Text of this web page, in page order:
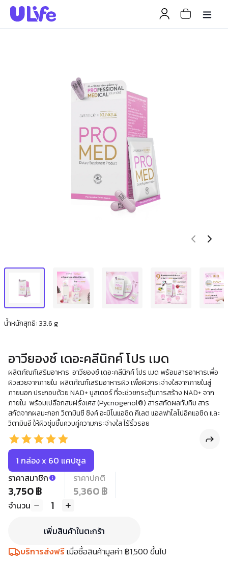
น้ำหนักสุทธิ: 33.6 g
อาวียองซ์ เดอะคลีนิกค์ โปร เมด
ผลิตภัณฑ์เสริมอาหาร อาวียองซ์ เดอะคลีนิกค์ โปร เมด พร้อมสารอาหารเพื่อ
ผิวสวยจากภายใน ผลิตภัณฑ์เสริมอาหารผิว เพื่อผิวกระจ่างใสจากภายในสู่
ภายนอก ประกอบด้วย NAD+ บูสเตอร์ ที่จะช่วยกระตุ้นการสร้าง NAD+ จาก
ภายใน พร้อมเปลือกสนฝรั่งเศส (Pycnogenol®) สารสกัดผลทับทิม สาร
สกัดจากผลมะกอก วิตามินซี ซิงค์ อะมิโนแอซิด คีเลต แอลฟาไลโปอิคแอซิด และ
วิตามินอี ให้ผิวชุ่มชื้นควบคู่ความกระจ่างใส ไร้ริ้วรอย
1 กล่อง x 60 แคปซูล
ราคาสมาชิก
3,750 ฿
ราคาปกติ
5,360 ฿
จำนวน 1
เพิ่มสินค้าในตะกร้า
บริการส่งฟรีเมื่อซื้อสินค้ามูลค่า ฿1,500 ขึ้นไป